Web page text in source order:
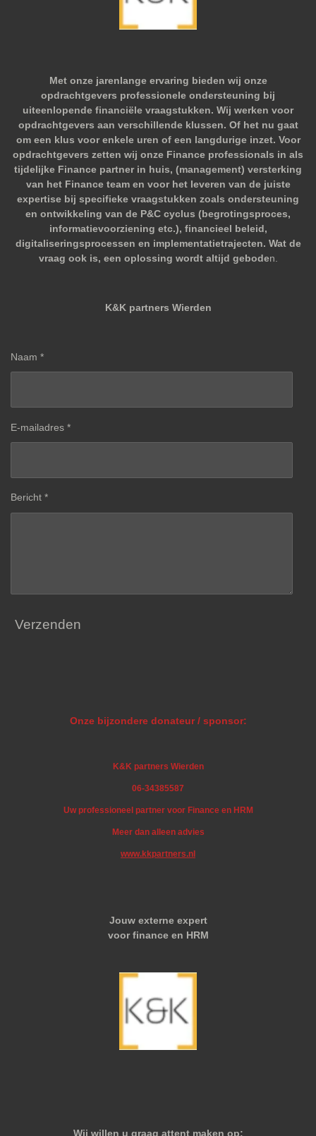
Met onze jarenlange ervaring bieden wij onze
opdrachtgevers professionele ondersteuning bij
uiteenlopende financiële vraagstukken. Wij werken voor
opdrachtgevers aan verschillende klussen. Of het nu gaat
om een klus voor enkele uren of een langdurige inzet. Voor
opdrachtgevers zetten wij onze Finance professionals in als
tijdelijke Finance partner in huis, (management) versterking
van het Finance team en voor het leveren van de juiste
expertise bij specifieke vraagstukken zoals ondersteuning
en ontwikkeling van de P&C cyclus (begrotingsproces,
informatievoorziening etc.), financieel beleid,
digitaliseringsprocessen en implementatietrajecten. Wat de
vraag ook is, een oplossing wordt altijd geboden.
K&K partners Wierden
Naam *
E-mailadres *
Bericht *
Verzenden
Onze bijzondere donateur / sponsor:
K&K partners Wierden
06-34385587
Uw professioneel partner voor Finance en HRM
Meer dan alleen advies
www.kkpartners.nl
Jouw externe expert
voor finance en HRM
Wij willen u graag attent maken op: